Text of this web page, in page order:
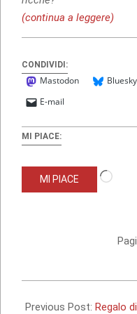
(continua a leggere)
CONDIVIDI:
Mastodon Bluesky
E-mail
MI PIACE:
MI PIACE
12-
Previous Post: Regalo